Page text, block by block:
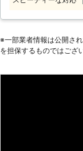
※⼀部業者情報は公開さ
を担保するものではござ